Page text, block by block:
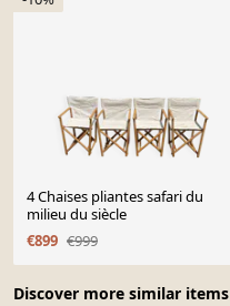
Discover more similar items
4 Chaises pliantes safari du
milieu du siècle
€899 €999